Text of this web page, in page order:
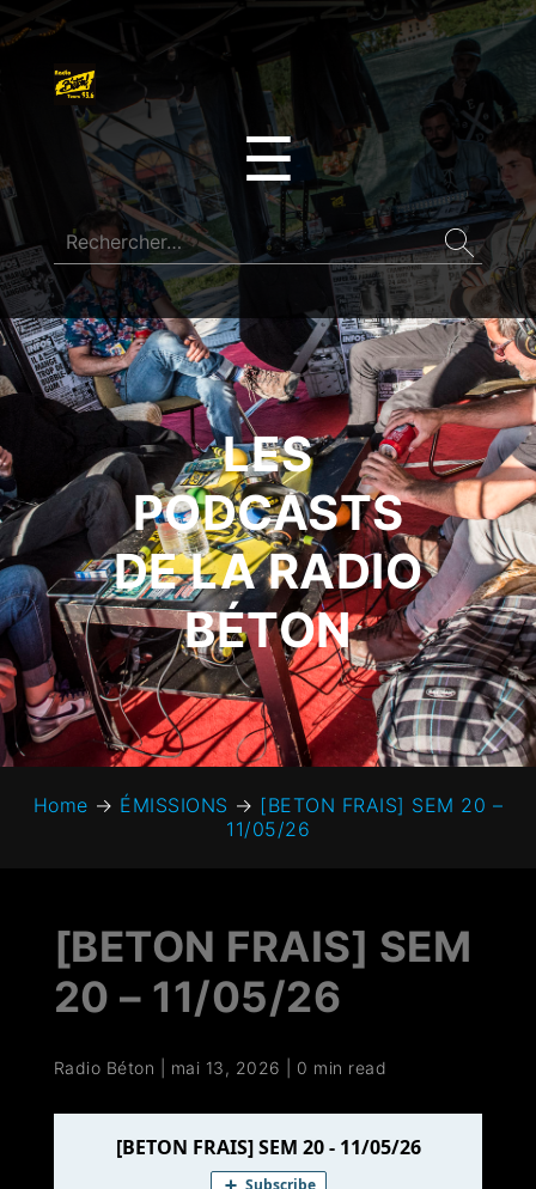
☰
LES
PODCASTS
DE LA RADIO
BÉTON
Home → ÉMISSIONS → [BETON FRAIS] SEM 20 –
11/05/26
[BETON FRAIS] SEM
20 – 11/05/26
Radio Béton mai 13, 2026 0 min read